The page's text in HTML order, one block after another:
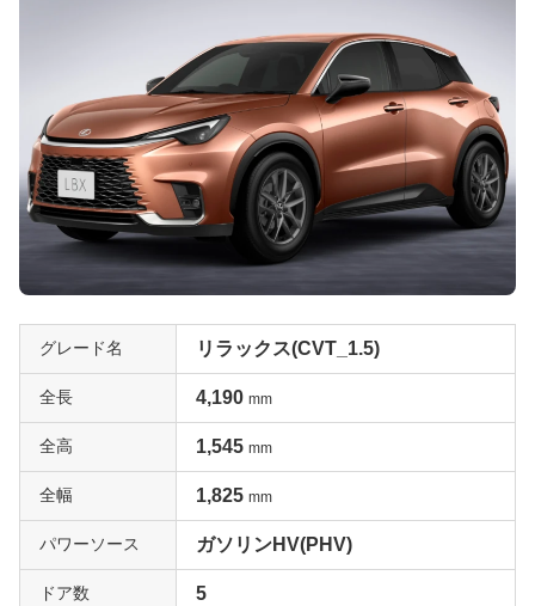
グレード名 リラックス(CVT_1.5)
全長 4,190 mm
全高 1,545 mm
全幅 1,825 mm
パワーソース ガソリンHV(PHV)
ドア数 5